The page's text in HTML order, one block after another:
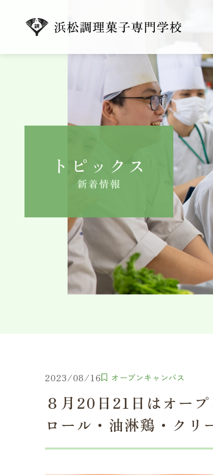
トピックス
新着情報
2023/08/16 オープンキャンパス
８月20日21日はオー
ロール・油淋鶏・クリ